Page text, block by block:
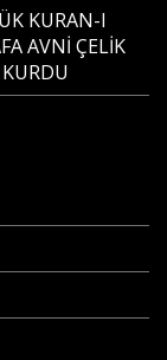
KURAN-I
AVNİ ÇELİK